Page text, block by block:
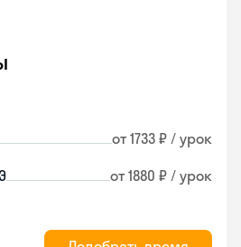
от 1733 ₽ / урок
от 1880 ₽ / урок